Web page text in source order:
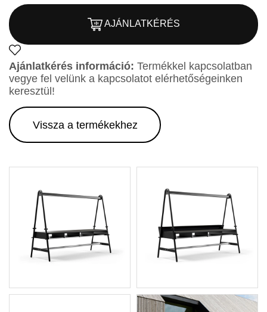
AJÁNLATKÉRÉS
Ajánlatkérés információ: Termékkel kapcsolatban
vegye fel velünk a kapcsolatot elérhetőségeinken
keresztül!
Vissza a termékekhez